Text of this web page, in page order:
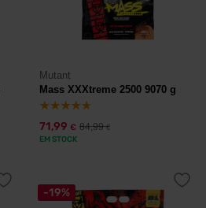
Mutant
Mass XXXtreme 2500 9070 g
71,99 € 84,99€
EM STOCK
-19%